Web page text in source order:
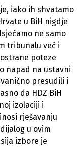
iako ih shvatamo
u BiH nigdje
ne samo
tribunalu već i
poteze
napad na ustavni
presudili i
da HDZ BiH
izolaciji i
rješavanju
u ovim
izbore je